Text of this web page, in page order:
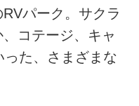
パーク。サクラ
コテージ、キャ
た、さまざまな